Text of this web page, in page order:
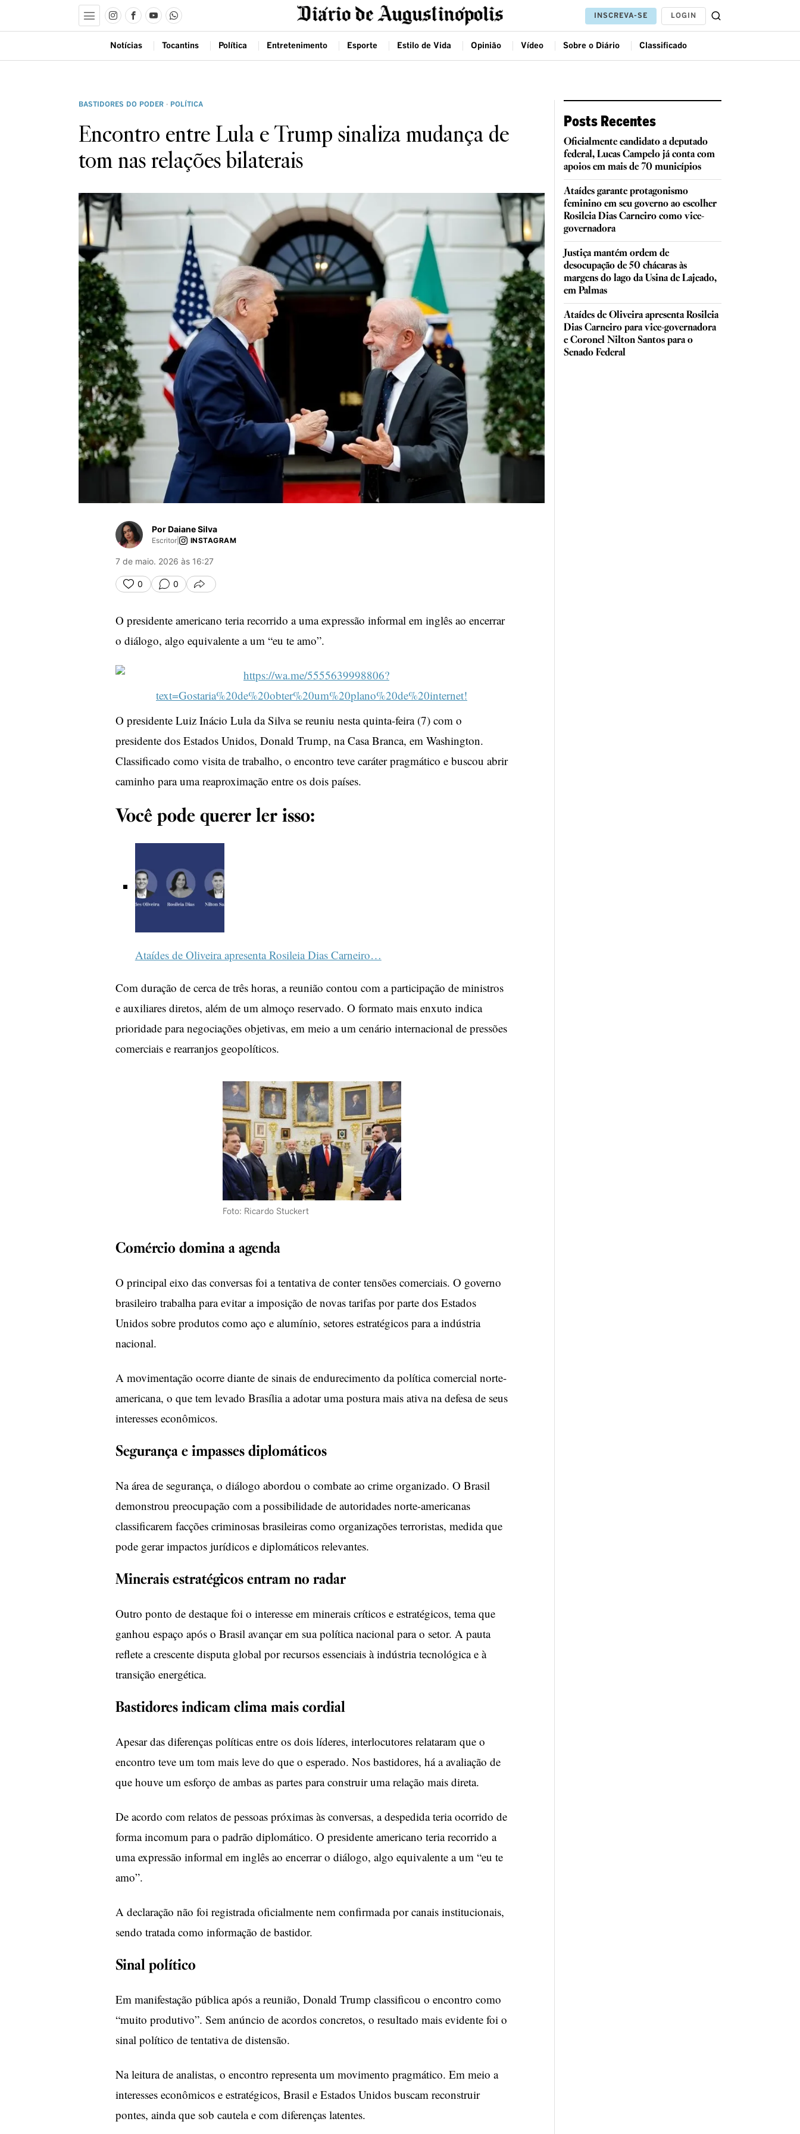
INSCREVA-SE LOGIN
Notícias Tocantins Política Entretenimento Esporte Estilo de Vida Opinião Vídeo Sobre o Diário Classificado
BASTIDORES DO PODER · POLÍTICA
Encontro entre Lula e Trump sinaliza mudança de
tom nas relações bilaterais
Por Daiane Silva
Escritor| INSTAGRAM
7 de maio. 2026 às 16:27
0 0 COMPARTILHAR
O presidente americano teria recorrido a uma expressão informal em inglês ao encerrar
o diálogo, algo equivalente a um “eu te amo”.
O presidente Luiz Inácio Lula da Silva se reuniu nesta quinta-feira (7) com o
presidente dos Estados Unidos, Donald Trump, na Casa Branca, em Washington.
Classificado como visita de trabalho, o encontro teve caráter pragmático e buscou abrir
caminho para uma reaproximação entre os dois países.
Você pode querer ler isso:
Ataídes de Oliveira apresenta Rosileia Dias Carneiro…
Com duração de cerca de três horas, a reunião contou com a participação de ministros
e auxiliares diretos, além de um almoço reservado. O formato mais enxuto indica
prioridade para negociações objetivas, em meio a um cenário internacional de pressões
comerciais e rearranjos geopolíticos.
Foto: Ricardo Stuckert
Comércio domina a agenda
O principal eixo das conversas foi a tentativa de conter tensões comerciais. O governo
brasileiro trabalha para evitar a imposição de novas tarifas por parte dos Estados
Unidos sobre produtos como aço e alumínio, setores estratégicos para a indústria
nacional.
A movimentação ocorre diante de sinais de endurecimento da política comercial norte-
americana, o que tem levado Brasília a adotar uma postura mais ativa na defesa de seus
interesses econômicos.
Segurança e impasses diplomáticos
Na área de segurança, o diálogo abordou o combate ao crime organizado. O Brasil
demonstrou preocupação com a possibilidade de autoridades norte-americanas
classificarem facções criminosas brasileiras como organizações terroristas, medida que
pode gerar impactos jurídicos e diplomáticos relevantes.
Minerais estratégicos entram no radar
Outro ponto de destaque foi o interesse em minerais críticos e estratégicos, tema que
ganhou espaço após o Brasil avançar em sua política nacional para o setor. A pauta
reflete a crescente disputa global por recursos essenciais à indústria tecnológica e à
transição energética.
Bastidores indicam clima mais cordial
Apesar das diferenças políticas entre os dois líderes, interlocutores relataram que o
encontro teve um tom mais leve do que o esperado. Nos bastidores, há a avaliação de
que houve um esforço de ambas as partes para construir uma relação mais direta.
De acordo com relatos de pessoas próximas às conversas, a despedida teria ocorrido de
forma incomum para o padrão diplomático. O presidente americano teria recorrido a
uma expressão informal em inglês ao encerrar o diálogo, algo equivalente a um “eu te
amo”.
A declaração não foi registrada oficialmente nem confirmada por canais institucionais,
sendo tratada como informação de bastidor.
Sinal político
Em manifestação pública após a reunião, Donald Trump classificou o encontro como
“muito produtivo”. Sem anúncio de acordos concretos, o resultado mais evidente foi o
sinal político de tentativa de distensão.
Na leitura de analistas, o encontro representa um movimento pragmático. Em meio a
interesses econômicos e estratégicos, Brasil e Estados Unidos buscam reconstruir
pontes, ainda que sob cautela e com diferenças latentes.
Posts Recentes
Oficialmente candidato a deputado
federal, Lucas Campelo já conta com
apoios em mais de 70 municípios
Ataídes garante protagonismo
feminino em seu governo ao escolher
Rosileia Dias Carneiro como vice-
governadora
Justiça mantém ordem de
desocupação de 50 chácaras às
margens do lago da Usina de Lajeado,
em Palmas
Ataídes de Oliveira apresenta Rosileia
Dias Carneiro para vice-governadora
e Coronel Nilton Santos para o
Senado Federal